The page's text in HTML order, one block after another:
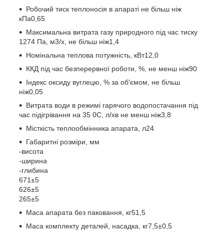
Робочий тиск теплоносія в апараті не більш ніж
кПа0,65
Максимальна витрата газу природного під час тиску
1274 Па, м3/х, не більш ніж1,4
Номінальна теплова потужність, кВт12,0
ККД під час безперервної роботи, %, не менш ніж90
Індекс оксиду вуглецю, % за об'ємом, не більш
ніж0,05
Витрата води в режимі гарячого водопостачання під
час підігрівання на 35 0С, л/хв не менш ніж3,8
Місткість теплообмінника апарата, л24
Габаритні розміри, мм
-висота
-ширина
-глибина
671±5
626±5
265±5
Маса апарата без паковання, кг51,5
Маса комплекту деталей, насадка, кг7,5±0,5